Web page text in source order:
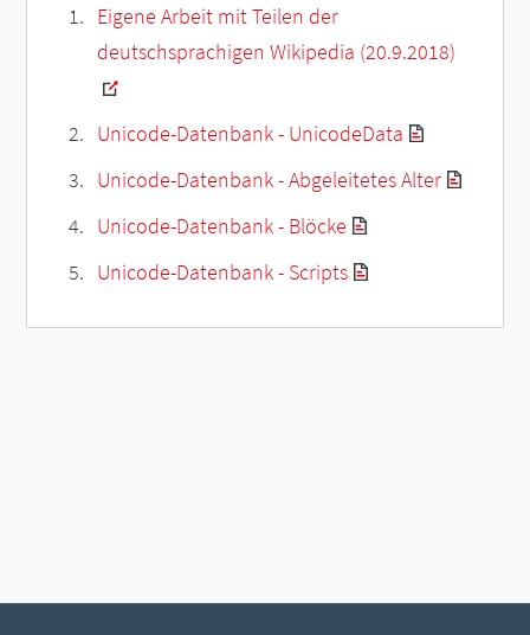
Eigene Arbeit mit Teilen der
deutschsprachigen Wikipedia (20.9.2018)
Unicode-Datenbank - UnicodeData
Unicode-Datenbank - Abgeleitetes Alter
Unicode-Datenbank - Blöcke
Unicode-Datenbank - Scripts